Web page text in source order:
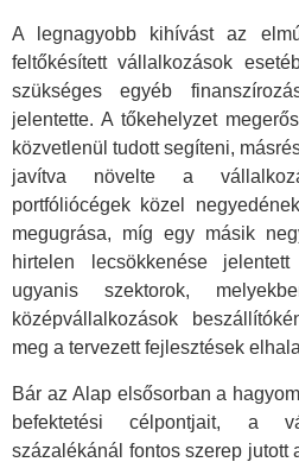
A legnagyobb kihívást az
feltőkésített vállalkozások
szükséges egyéb
jelentette. A tőkehelyzet
közvetlenül tudott segíteni,
javítva növelte a
portfóliócégek közel
megugrása, míg egy másik
hirtelen lecsökkenése
ugyanis szektorok,
középvállalkozások
meg a tervezett fejlesztések
Bár az Alap elsősorban a
befektetési célpontjait, a
százalékánál fontos szerep jutott